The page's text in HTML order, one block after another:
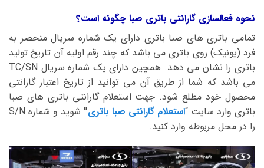
نحوه فعالسازی گارانتی باتری صبا چگونه است؟
تمامی باتری های صبا باتری دارای یک شماره سریال منحصر به
فرد (یونیک) روی باتری می باشد که چند رقم اولیه آن تاریخ تولید
باتری را نشان می دهد. همچین دارای یک شماره سریال TC/SN
می باشد که شما از طریق آن می توانید از تاریخ اعتبار گارانتی
محصول خود مطلع شود. جهت استعلام گارانتی باتری های صبا
باتری وارد سایت “استعلام گارانتی صبا باتری”
شوید و شماره S/N
را در محل مربوطه وارد کنید.